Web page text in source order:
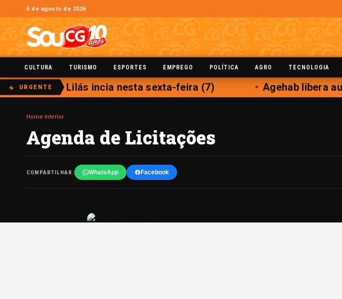
6 de agosto de 2026
CULTURA TURISMO ESPORTES EMPREGO POLÍTICA AGRO TECNOLOGIA
URGENTE
do Agosto Lilás incia nesta sexta-feira (7) Agehab libera
Home Interior
Agenda de Licitações
COMPARTILHAR: WhatsApp Facebook